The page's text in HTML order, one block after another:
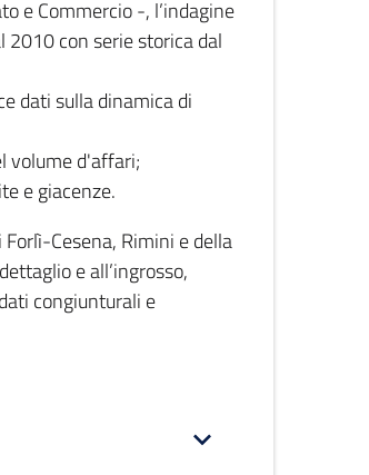
e Commercio -, l’indagine
con serie storica dal
dati sulla dinamica di
volume d'affari;
e giacenze.
Cesena, Rimini e della
e all’ingrosso,
congiunturali e